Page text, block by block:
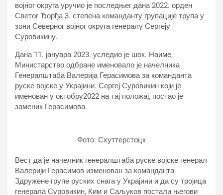
војног округа уручио је последњег дана 2022. орден
Светог Ђорђа 3. степена команданту групације трупа у
зони Северног војног округа генералу Сергеју
Суровикину.
Дана 11. јануара 2023. уследио је шок. Наиме,
Министарство одбране именовало је начелника
Генералштаба Валерија Герасимова за команданта
руске војске у Украјини. Сергеј Суровикин који је
именован у октобру2022 на тај положај, постао је
заменик Герасимова.
Фото: Схуттерстоцк
Вест да је начелник генералштаба руске војске генерал
Валерији Герасимов изменован за команданта
Здружене групе руских снага у Украјини и да су тројица
генерала Суровикин, Ким и Саљуков постали његови